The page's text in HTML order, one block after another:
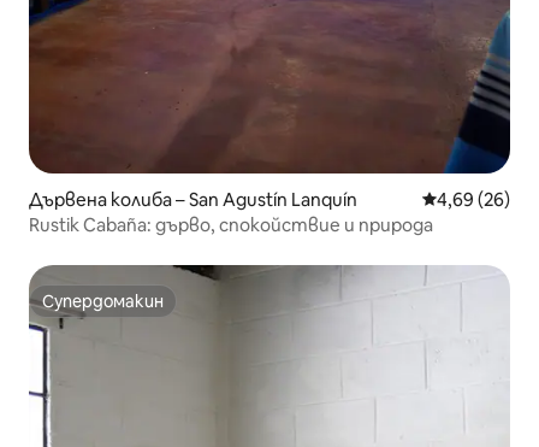
Дървена колиба – San Agustín Lanquín Средна
4,69 (26)
Rustik Cabaña: дърво, спокойствие и природа
Супердомакин
Супердомакин